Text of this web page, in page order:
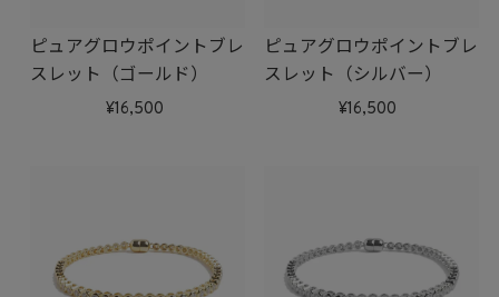
ピュアグロウポイントブレ
スレット（ゴールド）
16,500
ピュアグロウポイントブレ
スレット（シルバー）
16,500